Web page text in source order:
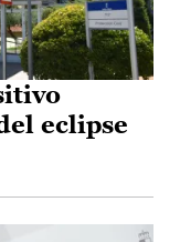
eclipse